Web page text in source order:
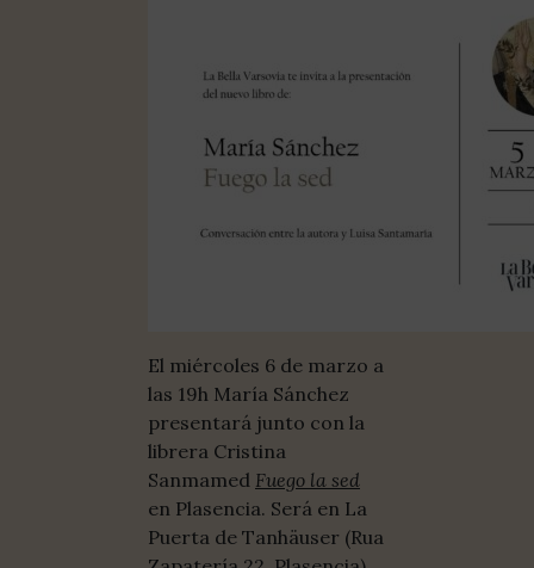
El miércoles 6 de marzo a
las 19h María Sánchez
presentará junto con la
librera Cristina
Sanmamed Fuego la sed
en Plasencia. Será en La
Puerta de Tanhäuser (Rua